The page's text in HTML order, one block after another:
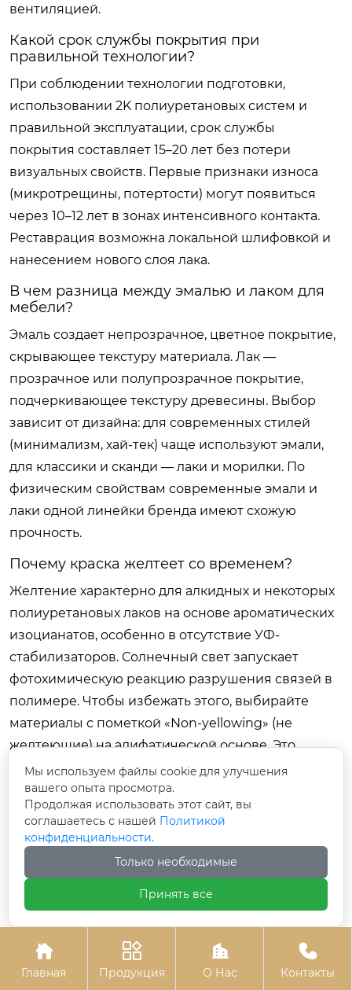
вентиляцией.
Какой срок службы покрытия при
правильной технологии?
При соблюдении технологии подготовки,
использовании 2K полиуретановых систем и
правильной эксплуатации, срок службы
покрытия составляет 15–20 лет без потери
визуальных свойств. Первые признаки износа
(микротрещины, потертости) могут появиться
через 10–12 лет в зонах интенсивного контакта.
Реставрация возможна локальной шлифовкой и
нанесением нового слоя лака.
В чем разница между эмалью и лаком для
мебели?
Эмаль создает непрозрачное, цветное покрытие,
скрывающее текстуру материала. Лак —
прозрачное или полупрозрачное покрытие,
подчеркивающее текстуру древесины. Выбор
зависит от дизайна: для современных стилей
(минимализм, хай-тек) чаще используют эмали,
для классики и сканди — лаки и морилки. По
физическим свойствам современные эмали и
лаки одной линейки бренда имеют схожую
прочность.
Почему краска желтеет со временем?
Желтение характерно для алкидных и некоторых
полиуретановых лаков на основе ароматических
изоцианатов, особенно в отсутствие УФ-
стабилизаторов. Солнечный свет запускает
фотохимическую реакцию разрушения связей в
полимере. Чтобы избежать этого, выбирайте
материалы с пометкой «Non-yellowing» (не
желтеющие) на алифатической основе. Это
критично для белой мебели и светлых оттенков.
Как ухаживать за крашеной мебелью?
Используйте мягкие микрофибровые салфетки и
нейтральные моющие средства (pH 6–8).
Избегайте абразивных порошков,
хлорсодержащих отбеливателей и растворителей
(ацетон, спирт). Для суперматовых поверхностей
которые маскируют мелкие царапины и
восстанавливают гидрофобные свойства.

Главная

Продукция

О Нас

Контакты
Мы используем файлы cookie для улучшения
вашего опыта просмотра.
Продолжая использовать этот сайт, вы
соглашаетесь с нашей Политикой
конфиденциальности.
Только необходимые
Принять все